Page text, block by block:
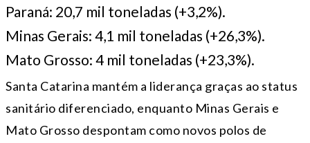
Paraná: 20,7 mil toneladas (+3,2%).
Minas Gerais: 4,1 mil toneladas (+26,3%).
Mato Grosso: 4 mil toneladas (+23,3%).
Santa Catarina mantém a liderança graças ao status
sanitário diferenciado, enquanto Minas Gerais e
Mato Grosso despontam como novos polos de